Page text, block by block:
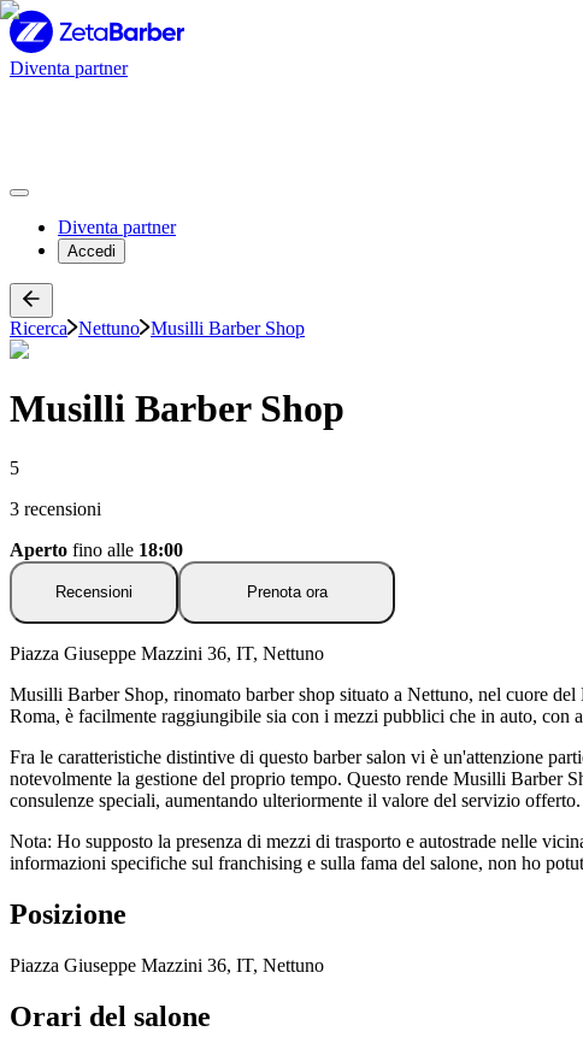
Diventa partner
Diventa partner
Accedi
Ricerca Nettuno Musilli Barber Shop
Musilli Barber Shop
5
3 recensioni
Aperto fino alle 18:00
Recensioni Prenota ora
Piazza Giuseppe Mazzini 36, IT, Nettuno
Musilli Barber Shop, rinomato barber shop situato a Nettuno, nel cuore
Roma, è facilmente raggiungibile sia con i mezzi pubblici che in auto, con
Fra le caratteristiche distintive di questo barber salon vi è un'attenzione
notevolmente la gestione del proprio tempo. Questo rende Musilli Barber
consulenze speciali, aumentando ulteriormente il valore del servizio offerto.
Nota: Ho supposto la presenza di mezzi di trasporto e autostrade nelle
informazioni specifiche sul franchising e sulla fama del salone, non ho
Posizione
Piazza Giuseppe Mazzini 36, IT, Nettuno
Orari del salone